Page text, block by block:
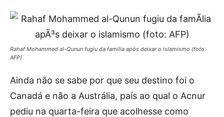
Rahaf Mohammed al-Qunun fugiu da família após deixar o islamismo (foto:
AFP)
Ainda não se sabe por que seu destino foi o
Canadá e não a Austrália, país ao qual o Acnur
pediu na quarta-feira que acolhesse como